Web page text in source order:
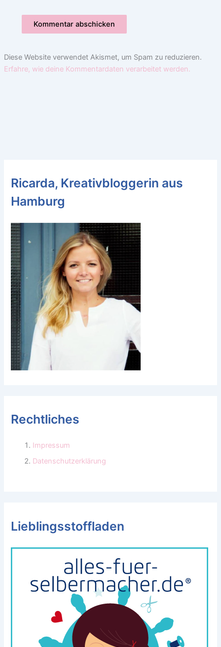
Diese Website verwendet Akismet, um Spam zu reduzieren.
Erfahre, wie deine Kommentardaten verarbeitet werden.
Ricarda, Kreativbloggerin aus
Hamburg
Rechtliches
Impressum
Datenschutzerklärung
Lieblingsstoffladen